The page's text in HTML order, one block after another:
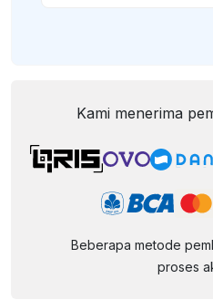
Kami menerima
Beberapa metode
proses